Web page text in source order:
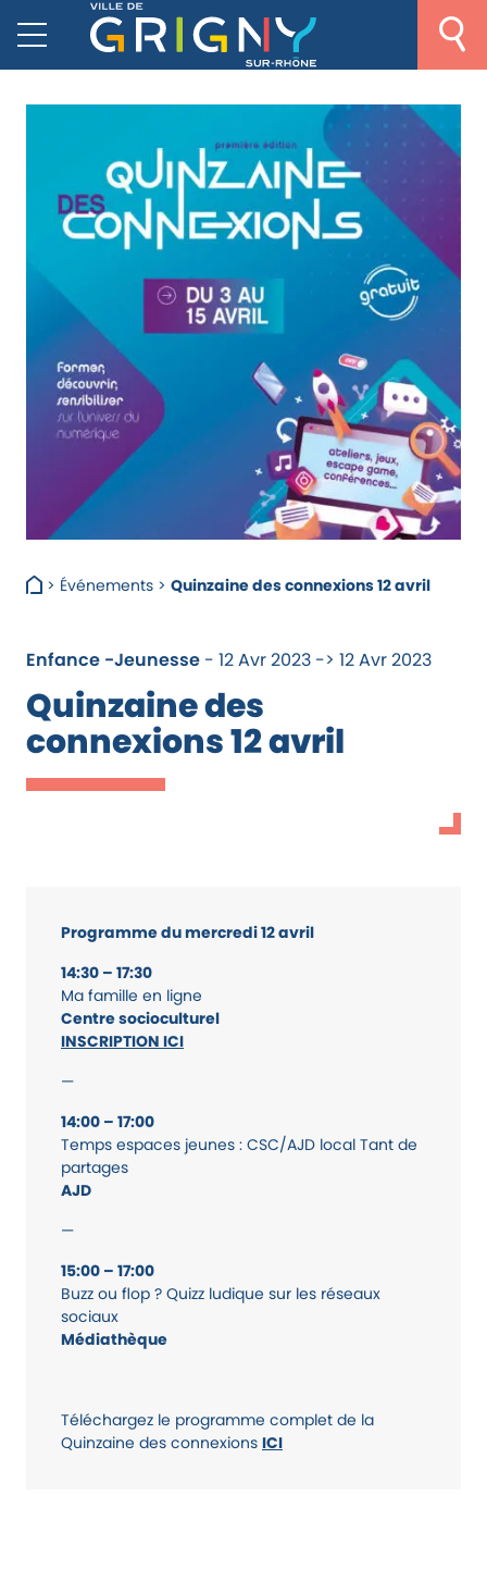
> Événements> Quinzaine des connexions 12 avril
Enfance -Jeunesse - 12 Avr 2023 -> 12 Avr 2023
Quinzaine des
connexions 12 avril
Programme du mercredi 12 avril
14:30 – 17:30
Ma famille en ligne
Centre socioculturel
INSCRIPTION ICI
—
14:00 – 17:00
Temps espaces jeunes : CSC/AJD local Tant de
partages
AJD
—
15:00 – 17:00
Buzz ou flop ? Quizz ludique sur les réseaux
sociaux
Médiathèque
Téléchargez le programme complet de la
Quinzaine des connexions ICI